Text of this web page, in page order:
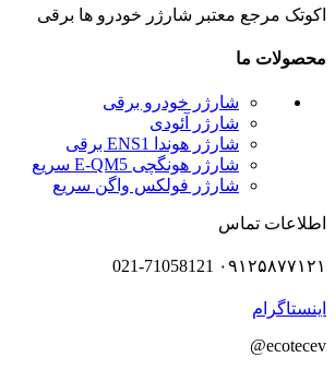
اکوتک مرجع معتبر شارژر خودرو ها برقی
محصولات ما
شارژر خودرو برقی
شارژر آئودی
شارژر هوندا ENS1 برقی
شارژر هونگچی E-QM5 سریع
شارژر فولکس واگن سریع
اطلاعات تماس
۰۹۱۲۵۸۷۷۱۲۱ 021-71058121
اینستاگرام
ecotecev@